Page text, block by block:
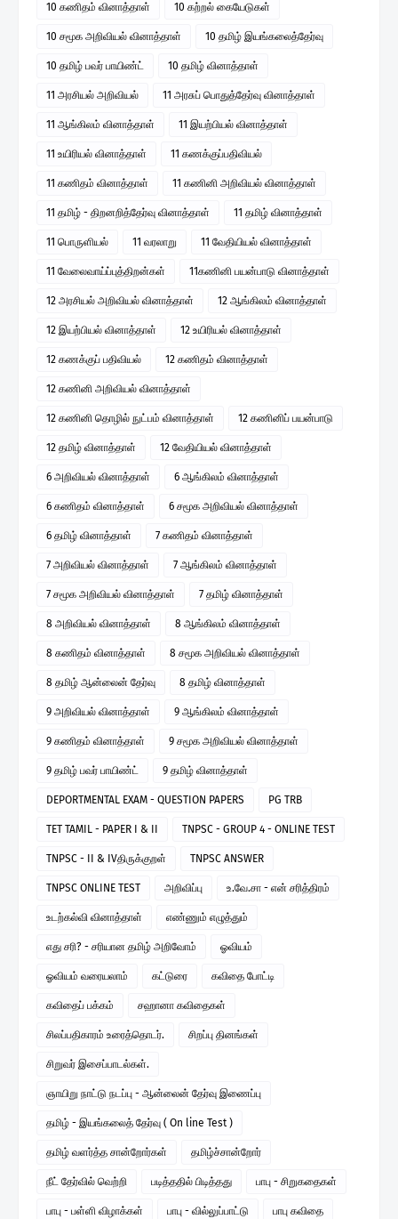
10 கணிதம் வினாத்தாள் 10 கற்றல் கையேடுகள்
10 சமூக அறிவியல் வினாத்தாள் 10 தமிழ் இயங்கலைத்தேர்வு
10 தமிழ் பவர் பாயிண்ட் 10 தமிழ் வினாத்தாள்
11 அரசியல் அறிவியல் 11 அரசுப் பொதுத்தேர்வு வினாத்தாள்
11 ஆங்கிலம் வினாத்தாள் 11 இயற்பியல் வினாத்தாள்
11 உயிரியல் வினாத்தாள் 11 கணக்குப்பதிவியல்
11 கணிதம் வினாத்தாள் 11 கணினி அறிவியல் வினாத்தாள்
11 தமிழ் - திறனறித்தேர்வு வினாத்தாள் 11 தமிழ் வினாத்தாள்
11 பொருளியல் 11 வரலாறு 11 வேதியியல் வினாத்தாள்
11 வேலைவாய்ப்புத்திறன்கள் 11கணினி பயன்பாடு வினாத்தாள்
12 அரசியல் அறிவியல் வினாத்தாள் 12 ஆங்கிலம் வினாத்தாள்
12 இயற்பியல் வினாத்தாள் 12 உயிரியல் வினாத்தாள்
12 கணக்குப் பதிவியல் 12 கணிதம் வினாத்தாள்
12 கணினி அறிவியல் வினாத்தாள்
12 கணினி தொழில் நுட்பம் வினாத்தாள் 12 கணினிப் பயன்பாடு
12 தமிழ் வினாத்தாள் 12 வேதியியல் வினாத்தாள்
6 அறிவியல் வினாத்தாள் 6 ஆங்கிலம் வினாத்தாள்
6 கணிதம் வினாத்தாள் 6 சமூக அறிவியல் வினாத்தாள்
6 தமிழ் வினாத்தாள் 7 கணிதம் வினாத்தாள்
7 அறிவியல் வினாத்தாள் 7 ஆங்கிலம் வினாத்தாள்
7 சமூக அறிவியல் வினாத்தாள் 7 தமிழ் வினாத்தாள்
8 அறிவியல் வினாத்தாள் 8 ஆங்கிலம் வினாத்தாள்
8 கணிதம் வினாத்தாள் 8 சமூக அறிவியல் வினாத்தாள்
8 தமிழ் ஆன்லைன் தேர்வு 8 தமிழ் வினாத்தாள்
9 அறிவியல் வினாத்தாள் 9 ஆங்கிலம் வினாத்தாள்
9 கணிதம் வினாத்தாள் 9 சமூக அறிவியல் வினாத்தாள்
9 தமிழ் பவர் பாயிண்ட் 9 தமிழ் வினாத்தாள்
DEPORTMENTAL EXAM - QUESTION PAPERS PG TRB
TET TAMIL - PAPER I & II TNPSC - GROUP 4 - ONLINE TEST
TNPSC - II & IVதிருக்குறள் TNPSC ANSWER
TNPSC ONLINE TEST அறிவிப்பு உ.வே.சா - என் சரித்திரம்
உடற்கல்வி வினாத்தாள் எண்ணும் எழுத்தும்
எது சரி? - சரியான தமிழ் அறிவோம் ஓவியம்
ஓவியம் வரையலாம் கட்டுரை கவிதை போட்டி
கவிதைப் பக்கம் சஹானா கவிதைகள்
சிலப்பதிகாரம் உரைத்தொடர். சிறப்பு தினங்கள்
சிறுவர் இசைப்பாடல்கள்.
ஞாயிறு நாட்டு நடப்பு - ஆன்லைன் தேர்வு இணைப்பு
தமிழ் - இயங்கலைத் தேர்வு ( On line Test )
தமிழ் வளர்த்த சான்றோர்கள் தமிழ்ச்சான்றோர்
நீட் தேர்வில் வெற்றி படித்ததில் பிடித்தது பாபு - சிறுகதைகள்
பாபு - பள்ளி விழாக்கள் பாபு - வில்லுப்பாட்டு பாபு கவிதை